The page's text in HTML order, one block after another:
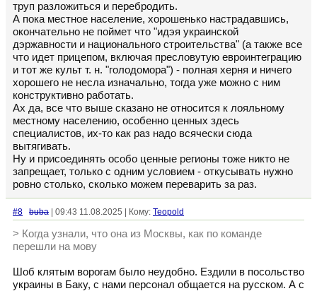
труп разложиться и перебродить.
А пока местное население, хорошенько настрадавшись,
окончательно не поймет что "идэя украинской
дэржавности и национального строительства" (а также все
что идет прицепом, включая пресловутую евроинтеграцию
и тот же культ т. н. "голодомора") - полная херня и ничего
хорошего не несла изначально, тогда уже можно с ним
конструктивно работать.
Ах да, все что выше сказано не относится к лояльному
местному населению, особенно ценных здесь
специалистов, их-то как раз надо всячески сюда
вытягивать.
Ну и присоединять особо ценные регионы тоже никто не
запрещает, только с одним условием - откусывать нужно
ровно столько, сколько можем переварить за раз.
#8 buba | 09:43 11.08.2025 | Кому: Teopold
> Когда узнали, что она из Москвы, как по команде
перешли на мову
Шоб клятым ворогам было неудобно. Ездили в посольство
украины в Баку, с нами персонал общается на русском. А с